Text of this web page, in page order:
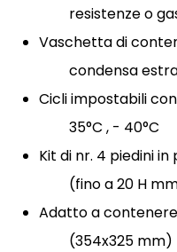
resistenze o
Vaschetta di
condensa
Cicli impostabili
35°C , - 40°C
Kit di nr. 4 piedini
(fino a 20 H
Adatto a
(354x325 mm)